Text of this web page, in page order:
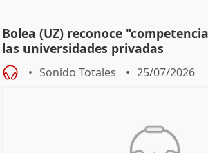
Bolea (UZ) reconoce
las universidades privadas
Sonido Totales 25/07/2026